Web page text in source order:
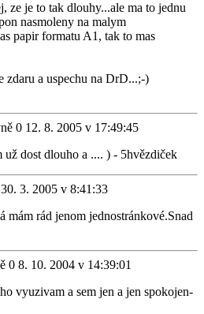
ze je to tak dlouhy...ale ma to jednu
nasmoleny na malym
papir formatu A1, tak to mas
zdaru a uspechu na DrD...;-)
12. 8. 2005 v 17:49:45
dost dlouho a .... ) - 5hvězdiček
30. 3. 2005 v 8:41:33
mám rád jenom jednostránkové.Snad
8. 10. 2004 v 14:39:01
vyuzivam a sem jen a jen spokojen-